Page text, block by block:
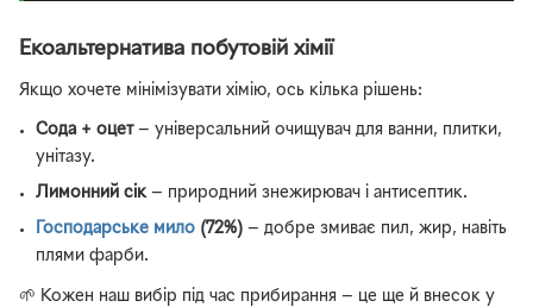
Екоальтернатива побутовій хімії
Якщо хочете мінімізувати хімію, ось кілька рішень:
Сода + оцет— універсальний очищувач для ванни, плитки,
унітазу.
Лимонний сік— природний знежирювач і антисептик.
Господарське мило (72%) — добре змиває пил, жир, навіть
плями фарби.
🌱 Кожен наш вибір під час прибирання — це ще й внесок у